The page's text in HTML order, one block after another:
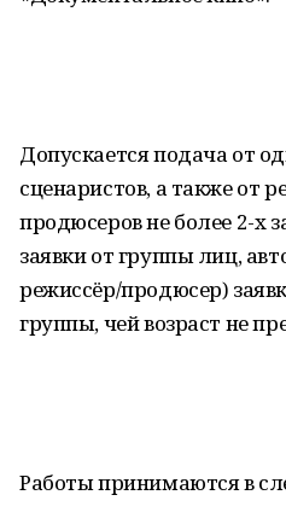
Допускается подача от
сценаристов, а также от
продюсеров не более 2-х
заявки от группы лиц,
режиссёр/продюсер)
группы, чей возраст не
Работы принимаются в